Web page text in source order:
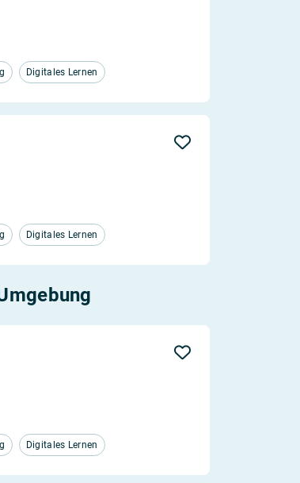
Digitales Lernen
Digitales Lernen
Digitales Lernen